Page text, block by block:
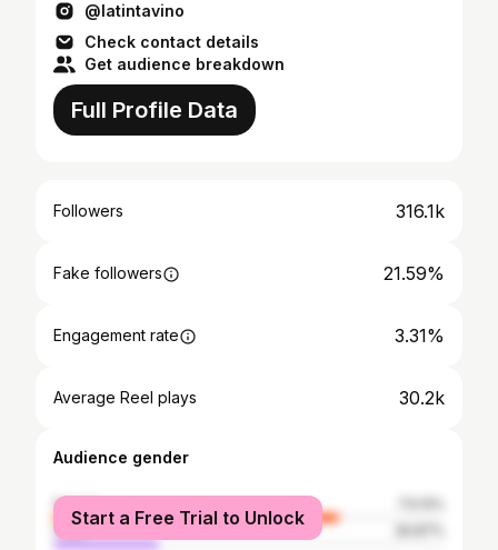
@latintavino
Check contact details
Get audience breakdown
Full Profile Data
Followers 316.1k
Fake followers 21.59%
Engagement rate 3.31%
Average Reel plays 30.2k
Audience gender
female
male
Start a Free Trial to Unlock